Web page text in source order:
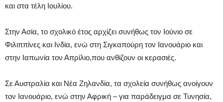
και στα τέλη Ιουλίου.
Στην Ασία, το σχολικό έτος αρχίζει συνήθως τον Ιούνιο σε
Φιλιππίνες και Ινδία, ενώ στη Σιγκαπούρη τον Ιανουάριο και
στην Ιαπωνία τον Απρίλιο,που ανθίζουν οι κερασιές.
Σε Αυστραλία και Νέα Ζηλανδία, τα σχολεία συνήθως ανοίγουν
τον Ιανουάριο, ενώ στην Αφρική – για παράδειγμα σε Τυνησία,